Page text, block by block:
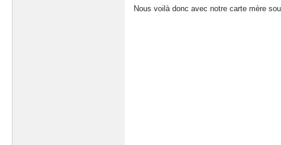
Nous voilà donc avec notre carte mère